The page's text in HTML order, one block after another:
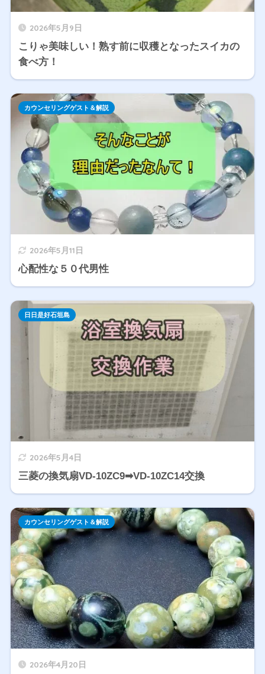
2026年5月9日
こりゃ美味しい！熟す前に収穫となったスイカの
食べ方！
2026年5月11日
心配性な５０代男性
カウンセリングゲスト＆解説
2026年5月4日
三菱の換気扇VD-10ZC9➡VD-10ZC14交換
日日是好石垣島
2026年4月20日
カウンセリングゲスト＆解説